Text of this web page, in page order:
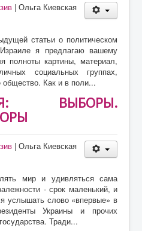
|Ольга Киевская
статьи о политическом
я предлагаю вашему
полноты картины, материал,
социальных группах,
Как и в поли...
ВЫБОРЫ.
|Ольга Киевская
мир и удивляться сама
- срок маленький, и
услышать слово «впервые» в
Украины и прочих
Тради...